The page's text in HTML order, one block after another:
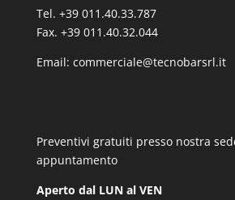
Tel. +39 011.40.33.787
Fax. +39 011.40.32.044
Email: commerciale@tecnobarsrl.it
Preventivi gratuiti presso nostra
appuntamento
Aperto dal LUN al VEN